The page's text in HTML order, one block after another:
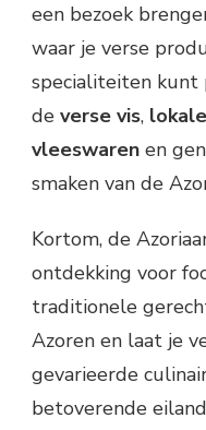
een bezoek
waar je verse
specialiteiten kunt
de verse vis,
vleeswaren en
smaken van de
Kortom, de
ontdekking voor
traditionele
Azoren en laat je
gevarieerde
betoverende